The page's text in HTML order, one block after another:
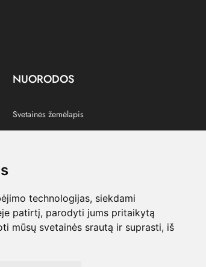
technologijas, siekdami
patirtį, parodyti jums pritaikytą
mūsų svetainės srautą ir suprasti, iš
NUORODOS
Svetainės žemėlapis